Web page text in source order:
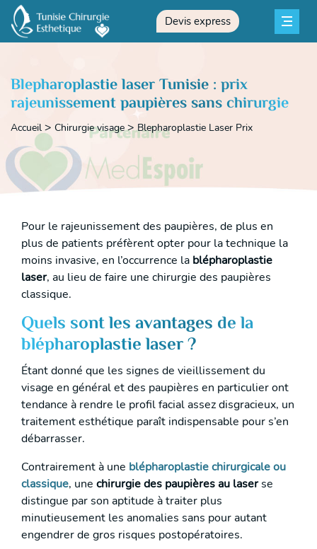
Devis express
Blepharoplastie laser Tunisie : prix
rajeunissement paupières sans chirurgie
Accueil Chirurgie visage Blepharoplastie Laser Prix
Pour le rajeunissement des paupières, de plus en
plus de patients préfèrent opter pour la technique la
moins invasive, en l’occurrence la blépharoplastie
laser, au lieu de faire une chirurgie des paupières
classique.
Quels sont les avantages de la
blépharoplastie laser ?
Étant donné que les signes de vieillissement du
visage en général et des paupières en particulier ont
tendance à rendre le profil facial assez disgracieux, un
traitement esthétique paraît indispensable pour s’en
débarrasser.
Contrairement à une blépharoplastie chirurgicale ou
classique, une chirurgie des paupières au laserse
distingue par son aptitude à traiter plus
minutieusement les anomalies sans pour autant
engendrer de gros risques postopératoires.